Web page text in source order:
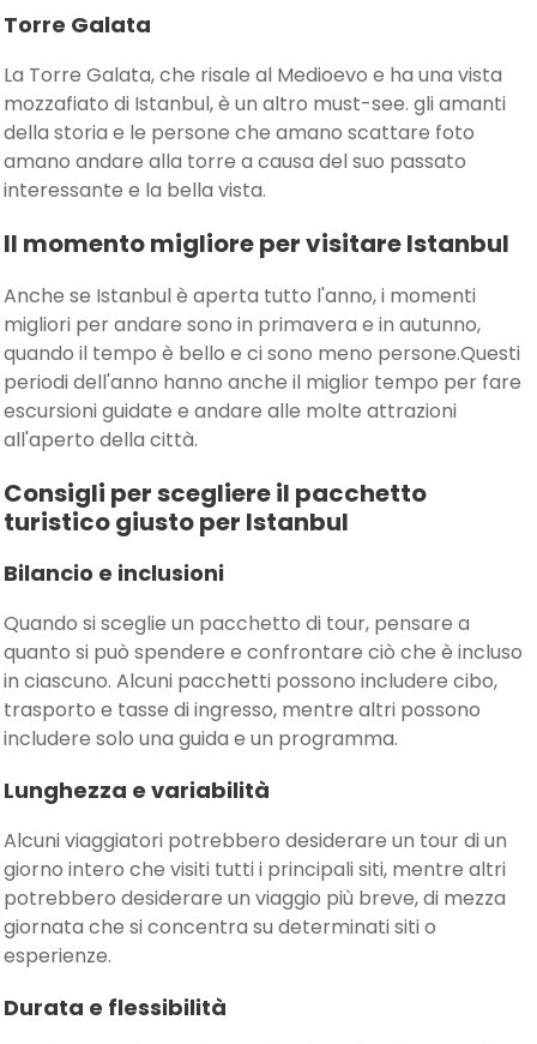
Torre Galata
La Torre Galata, che risale al Medioevo e ha una vista
mozzafiato di Istanbul, è un altro must-see. gli amanti
della storia e le persone che amano scattare foto
amano andare alla torre a causa del suo passato
interessante e la bella vista.
Il momento migliore per visitare Istanbul
Anche se Istanbul è aperta tutto l'anno, i momenti
migliori per andare sono in primavera e in autunno,
quando il tempo è bello e ci sono meno persone.Questi
periodi dell'anno hanno anche il miglior tempo per fare
escursioni guidate e andare alle molte attrazioni
all'aperto della città.
Consigli per scegliere il pacchetto
turistico giusto per Istanbul
Bilancio e inclusioni
Quando si sceglie un pacchetto di tour, pensare a
quanto si può spendere e confrontare ciò che è incluso
in ciascuno. Alcuni pacchetti possono includere cibo,
trasporto e tasse di ingresso, mentre altri possono
includere solo una guida e un programma.
Lunghezza e variabilità
Alcuni viaggiatori potrebbero desiderare un tour di un
giorno intero che visiti tutti i principali siti, mentre altri
potrebbero desiderare un viaggio più breve, di mezza
giornata che si concentra su determinati siti o
esperienze.
Durata e flessibilità